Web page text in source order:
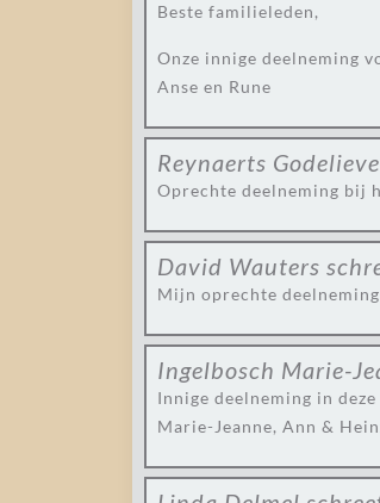
Beste familieleden,
Onze innige deelneming
Anse en Rune
Reynaerts
Oprechte deelneming bij
David Wauters
Mijn oprechte
Ingelbosch Marie-
Innige deelneming in
Marie-Jeanne, Ann &